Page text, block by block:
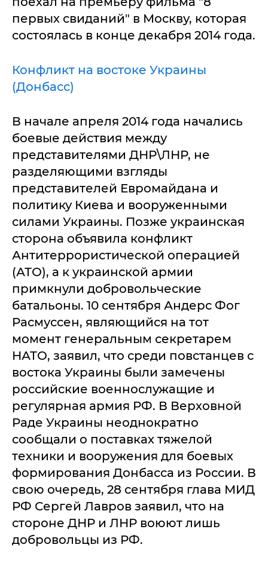
первых свиданий" в Москву, которая
состоялась в конце декабря 2014 года.
Конфликт на востоке Украины
(Донбасс)
В начале апреля 2014 года начались
боевые действия между
представителями ДНР\ЛНР, не
разделяющими взгляды
представителей Евромайдана и
политику Киева и вооруженными
силами Украины. Позже украинская
сторона объявила конфликт
Антитеррористической операцией
(АТО), а к украинской армии
примкнули добровольческие
батальоны. 10 сентября Андерс Фог
Расмуссен, являющийся на тот
момент генеральным секретарем
НАТО, заявил, что среди повстанцев с
востока Украины были замечены
российские военнослужащие и
регулярная армия РФ. В Верховной
Раде Украины неоднократно
сообщали о поставках тяжелой
техники и вооружения для боевых
формирования Донбасса из России. В
свою очередь, 28 сентября глава МИД
РФ Сергей Лавров заявил, что на
стороне ДНР и ЛНР воюют лишь
добровольцы из РФ.